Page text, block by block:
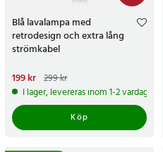
Blå lavalampa med
retrodesign och extra lång
strömkabel
Nuvarande pris
pris:299 kr
199 kr 299 kr
I lager, levereras inom 1-2 vardagar
Köp